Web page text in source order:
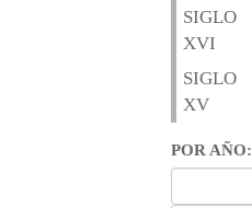
SIGLO
XVI
SIGLO
XV
POR AÑO: